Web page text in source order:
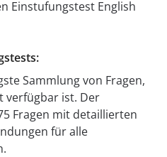
Einstufungstest English
Sammlung von Fragen,
verfügbar ist. Der
Fragen mit detaillierten
für alle